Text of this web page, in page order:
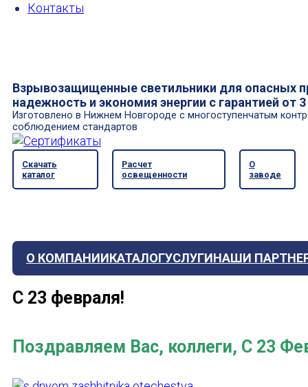
Контакты
Взрывозащищенные светильники для опасных
надежность и экономия энергии с гарантией от
Изготовлено в Нижнем Новгороде с многоступенчатым
соблюдением стандартов
Скачать
каталог
Расчет
освещенности
О
заводе
О КОМПАНИИКАТАЛОГУСЛУГИНАШИ
С 23 февраля!
Поздравляем Вас, коллеги, С 23